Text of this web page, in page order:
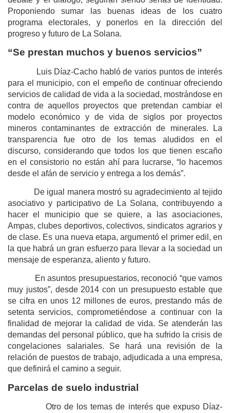
Proponiendo sumar las buenas ideas de los cuatro
programa electorales, y ponerlos en la dirección del
progreso y futuro de La Solana.
“Se prestan muchos y buenos servicios”
Luis Díaz-Cacho habló de varios puntos de interés
para el municipio, con el empeño de continuar ofreciendo
servicios de calidad de vida a la sociedad, mostrándose en
contra de aquellos proyectos que pretendan cambiar el
modelo económico y de vida de siglos por proyectos
mineros contaminantes de extracción de minerales. La
transparencia fue otro de los temas aludidos en el
discurso, considerando que todos los que tienen escaño
en el consistorio no están ahí para lucrarse, “lo hacemos
desde el afán de servicio y entrega a los demás”.
De igual manera mostró su agradecimiento al tejido
asociativo y participativo de La Solana, contribuyendo a
hacer el municipio que se quiere, a las asociaciones,
Ampas, clubes deportivos, colectivos, sindicatos agrarios y
de clase. Es una nueva etapa, argumentó el primer edil, en
la que habrá un gran esfuerzo para llevar a la sociedad un
mensaje de esperanza, aliento y futuro.
En asuntos presupuestarios, reconoció “que vamos
muy justos”, desde 2014 con un presupuesto estable que
se cifra en unos 12 millones de euros, prestando más de
setenta servicios, comprometiéndose a continuar con la
finalidad de mejorar la calidad de vida. Se atenderán las
demandas del personal público, que ha sufrido la crisis de
congelaciones salariales. Se hará una revisión de la
relación de puestos de trabajo, adjudicada a una empresa,
que definirá el camino a seguir.
Parcelas de suelo industrial
Otro de los temas de interés que expuso Díaz-